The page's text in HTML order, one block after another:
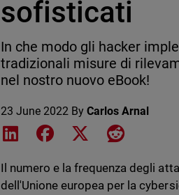
sofisticati
In che modo gli hacker
tradizionali misure di
nel nostro nuovo eBook!
23 June 2022 ByCarlos Arnal
Share on LinkedIn
Share on Facebook
Share on XShare on
Il numero e la frequenza degli
dell'Unione europea per la